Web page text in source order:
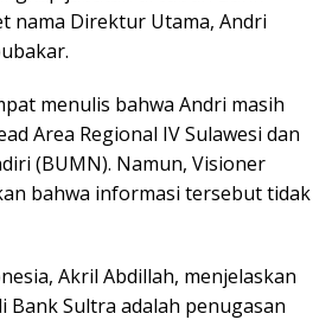
nama Direktur Utama, Andri
menulis bahwa Andri masih
Area Regional IV Sulawesi dan
(BUMN). Namun, Visioner
bahwa informasi tersebut tidak
Akril Abdillah, menjelaskan
Bank Sultra adalah penugasan